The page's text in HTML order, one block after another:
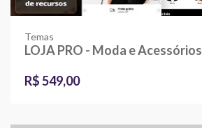
Temas
LOJA PRO - Moda e Acessórios
R$ 549,00